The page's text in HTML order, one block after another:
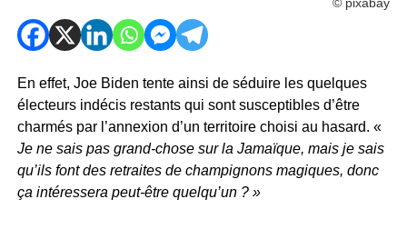
En effet, Joe Biden tente ainsi de séduire les quelques
électeurs indécis restants qui sont susceptibles d’être
charmés par l’annexion d’un territoire choisi au hasard. «
Je ne sais pas grand-chose sur la Jamaïque, mais je sais
qu’ils font des retraites de champignons magiques, donc
ça intéressera peut-être quelqu’un ? »